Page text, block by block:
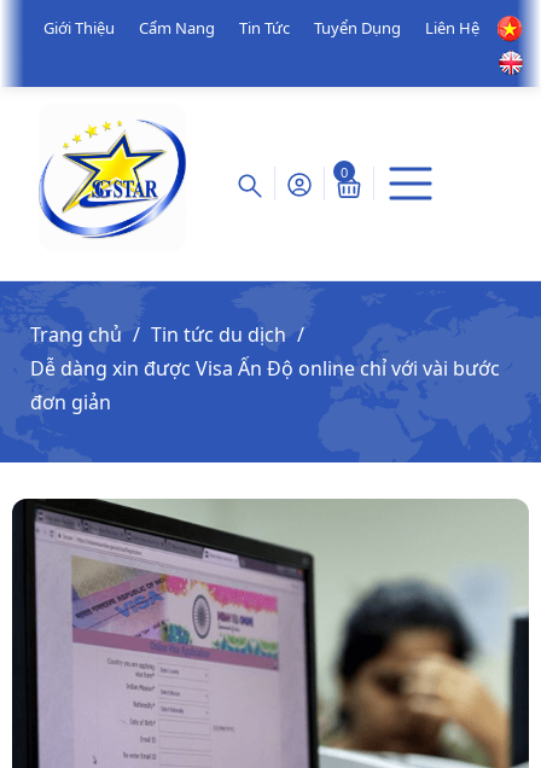
Giới Thiệu Cẩm Nang Tin Tức Tuyển Dụng Liên Hệ
0
Trang chủ
Tin tức du dịch
Dễ dàng xin được Visa Ấn Độ online chỉ với vài bước
đơn giản